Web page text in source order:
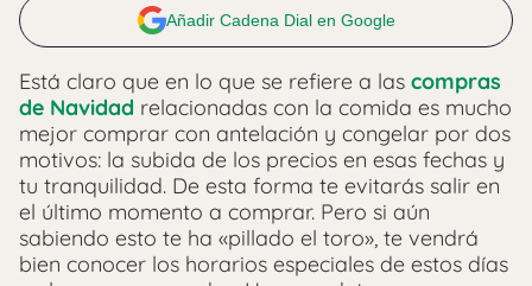
Añadir Cadena Dial en Google
Está claro que en lo que se refiere a las compras
de Navidad relacionadas con la comida es mucho
mejor comprar con antelación y congelar por dos
motivos: la subida de los precios en esas fechas y
tu tranquilidad. De esta forma te evitarás salir en
el último momento a comprar. Pero si aún
sabiendo esto te ha «pillado el toro», te vendrá
bien conocer los horarios especiales de estos días